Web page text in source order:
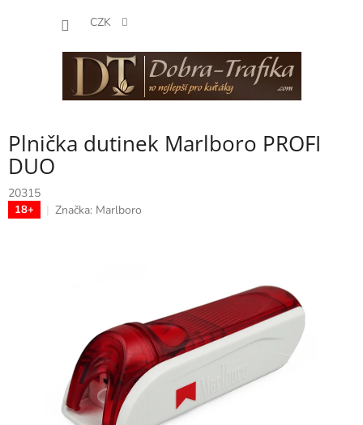
CZK
Plnička dutinek Marlboro PROFI
DUO
20315
18+ Značka: Marlboro